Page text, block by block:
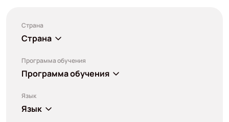
Страна
Страна
Программа обучения
Программа обучения
Язык
Язык